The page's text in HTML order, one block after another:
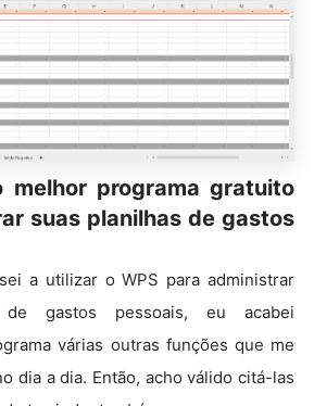
melhor programa gratuito
suas planilhas de gastos
a utilizar o WPS para administrar
de gastos pessoais, eu acabei
várias outras funções que me
dia a dia. Então, acho válido citá-las